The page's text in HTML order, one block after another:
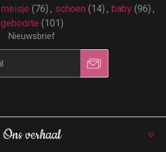
meisje (76) , schoen (14) , baby (96) ,
geboorte (101)
Nieuwsbrief
Ons verhaal